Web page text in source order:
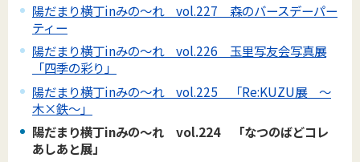
陽だまり横丁inみの～れ vol.227 森のバースデーパー
ティー
陽だまり横丁inみの～れ vol.226 玉里写友会写真展
「四季の彩り」
陽だまり横丁inみの～れ vol.225 「Re:KUZU展 ～
木×鉄～」
陽だまり横丁inみの～れ vol.224 「なつのばどコレ
あしあと展」